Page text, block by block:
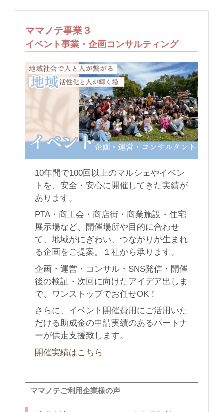
ママノテ事業３
イベント事業・企画コンサルティング
10年間で100回以上のマルシェやイベン
トを、安全・安心に開催してきた実績が
あります。
PTA・商工会・商店街・商業施設・住宅
展示場など、開催場所や目的に合わせ
て、地域がにぎわい、つながりが生まれ
る企画をご提案。１社から承ります。
企画・運営・コンサル・SNS発信・開催
後の検証・次回に向けたアイデア出しま
で、ワンストップでお任せOK！
さらに、イベント開催費用にご活用いた
だける助成金の申請実績のあるパートナ
ーが供走支援致します。
開催実績はこちら
ママノテご利用企業様の声